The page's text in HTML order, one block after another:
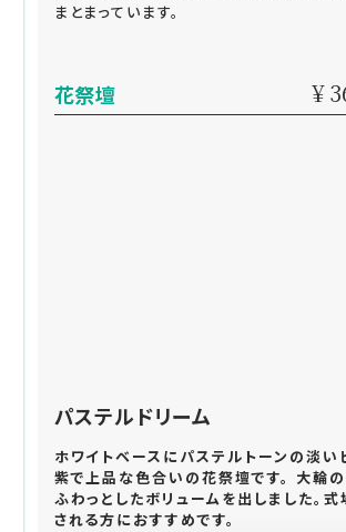
まとまっています。
花祭壇 ¥
パステルドリーム
ホワイトベースにパステルトーンの淡い
紫で上品な色合いの花祭壇です。 大輪
ふわっとしたボリュームを出しました。
される方におすすめです。